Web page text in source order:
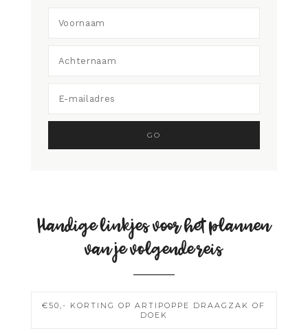
Handige linkjes voor het plannen
van je volgende reis
€50,- KORTING OP ARTIPOPPE DRAAGZAK OF
DOEK